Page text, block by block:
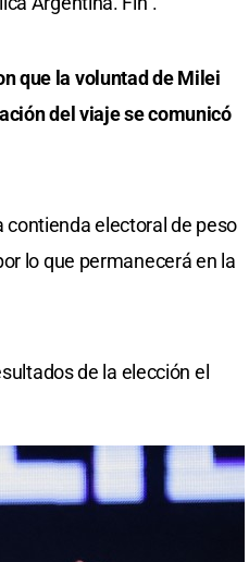
que la voluntad de Milei
del viaje se comunicó
contienda electoral de peso
lo que permanecerá en la
de la elección el